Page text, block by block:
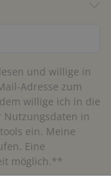
und willige in
Adresse zum
willige ich in die
Nutzungsdaten in
ein. Meine
Eine
möglich.**